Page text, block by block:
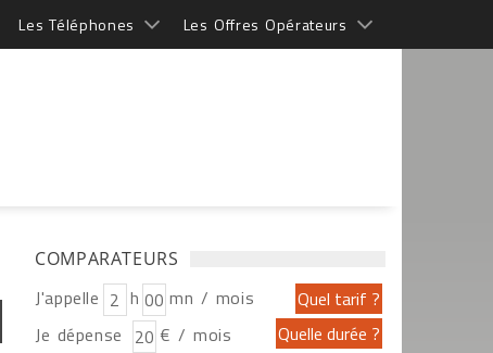
Les Téléphones Les Offres Opérateurs
COMPARATEURS
J'appelle h
mn / mois
Je dépense
€ / mois